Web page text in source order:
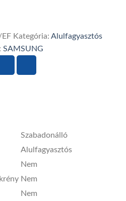
EF Kategória: Alulfagyasztós
SAMSUNG
Szabadonálló
Alulfagyasztós
Nem
Nem
Nem